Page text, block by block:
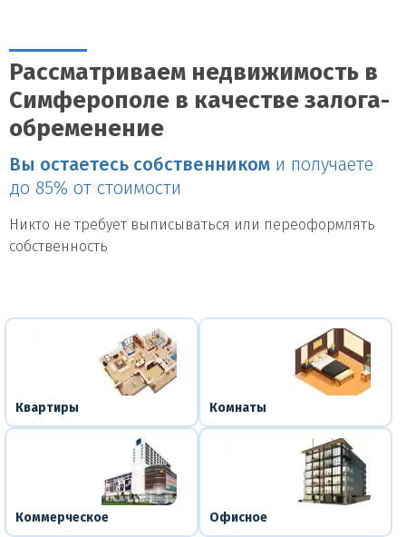
Рассматриваем недвижимость в
Симферополе в качестве залога-
обременение
Вы остаетесь собственником и получаете
до 85% от стоимости
Никто не требует выписываться или переоформлять
собственность
Квартиры Комнаты
Коммерческое Офисное